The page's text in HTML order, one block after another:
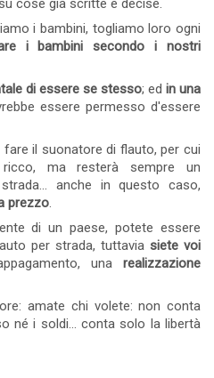
i bambini, togliamo loro ogni
i bambini secondo i nostri
di essere se stesso; ed in una
essere permesso d'essere
il suonatore di flauto, per cui
ma resterà sempre un
anche in questo caso,
prezzo
di un paese, potete essere
per strada, tuttavia siete voi
una realizzazione
amate chi volete: non conta
né i soldi... conta solo la libertà